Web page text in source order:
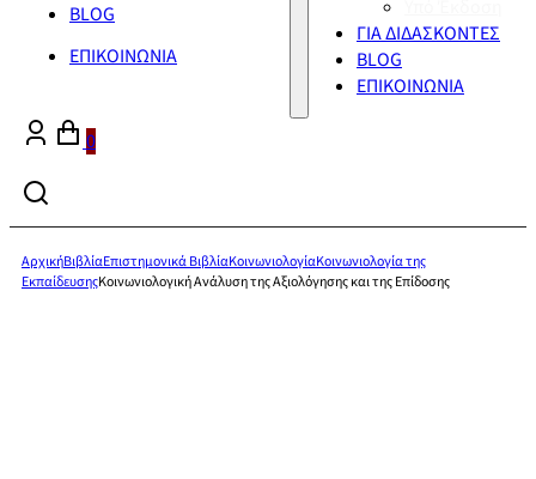
BLOG
ΕΠΙΚΟΙΝΩΝΙΑ
ΓΙΑ ΔΙΔΑΣΚΟΝΤΕΣ
BLOG
ΕΠΙΚΟΙΝΩΝΙΑ
0
ΑρχικήΒιβλίαΕπιστημονικά ΒιβλίαΚοινωνιολογίαΚοινωνιολογία της
ΕκπαίδευσηςΚοινωνιολογική Ανάλυση της Αξιολόγησης και της Επίδοσης